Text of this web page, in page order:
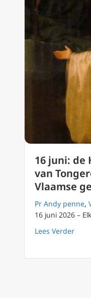
16 juni: de
van
Vlaamse
Pr Andy penne,
16 juni 2026 –
Lees Verder